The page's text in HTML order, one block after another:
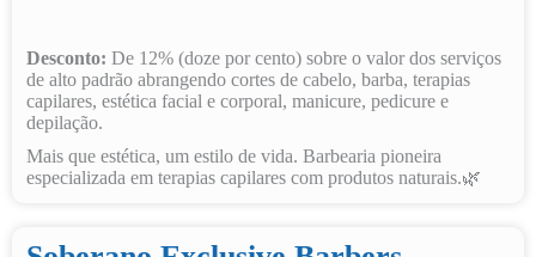
Desconto: De 12% (doze por cento) sobre o valor dos serviços
de alto padrão abrangendo cortes de cabelo, barba, terapias
capilares, estética facial e corporal, manicure, pedicure e
depilação.
Mais que estética, um estilo de vida. Barbearia pioneira
especializada em terapias capilares com produtos naturais.🌿